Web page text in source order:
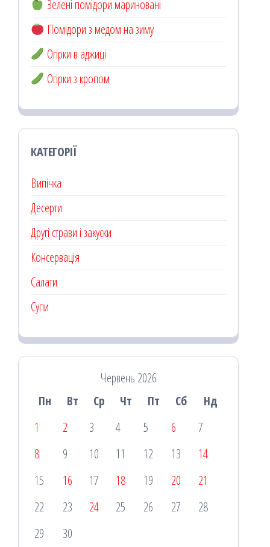
Зелені помідори мариновані
Помідори з медом на зиму
Огірки в аджиці
Огірки з кропом
КАТЕГОРІЇ
Випічка
Десерти
Другі страви і закуски
Консервація
Салати
Супи
Червень 2026
Пн
Вт Ср Чт Пт Сб
Нд
1
2 3 4 5 6
7
8
9 10 11 12 13
14
15
16 17 18 19 20
21
22
23 24 25 26 27
28
29
30